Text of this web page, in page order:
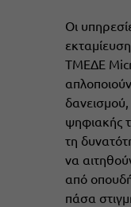
Οι
ΤΜΕΔΕ
ψηφιακής
τη
να
από
πάσα